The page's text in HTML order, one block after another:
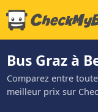
Bus Graz à
Comparez entre
meilleur prix sur